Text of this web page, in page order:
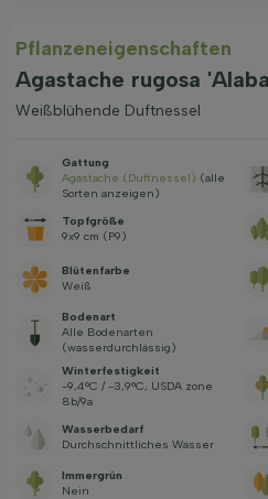
Pflanzeneigenschaften
Agastache rugosa
Weißblühende Duftnessel
Gattung
Agastache (Duftnessel) (alle
Sorten anzeigen)
Topfgröße
9x9 cm (P9)
Blütenfarbe
Weiß
Bodenart
Alle Bodenarten
(wasserdurchlässig)
Winterfestigkeit
-9,4°C / -3,9°C, USDA zone
8b/9a
Wasserbedarf
Durchschnittliches Wasser
Immergrün
Nein